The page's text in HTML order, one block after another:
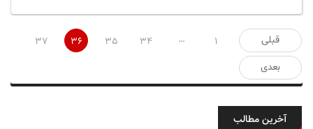
صفحه‌بندی
نوشته‌ها
قبلی 1
…
34
35
36
37
بعدی
آخرین مطالب